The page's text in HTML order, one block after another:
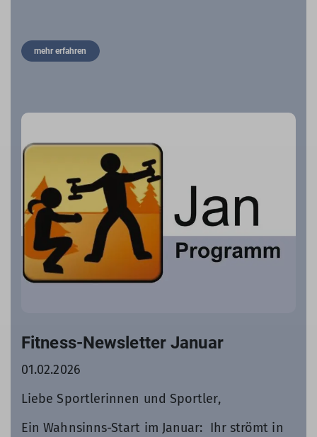
mehr erfahren
Fitness-Newsletter Januar
01.02.2026
Liebe Sportlerinnen und Sportler,
Ein Wahnsinns-Start im Januar: Ihr strömt in